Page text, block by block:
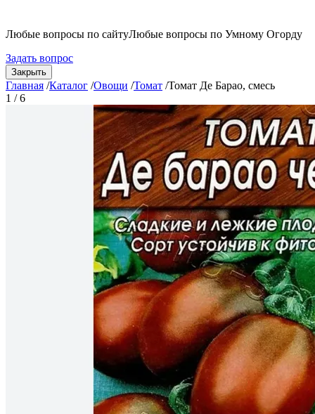
Любые вопросы по сайтуЛюбые вопросы по Умному Огорду
Задать вопрос
Закрыть
Главная /Каталог /Овощи /Томат /Томат Де Барао, смесь
1 / 6